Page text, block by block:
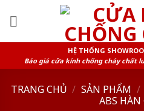
HỆ THỐNG
Báo giá cửa kính chống cháy chất
TRANG CHỦ / SẢN PHẨM /
ABS HÀN